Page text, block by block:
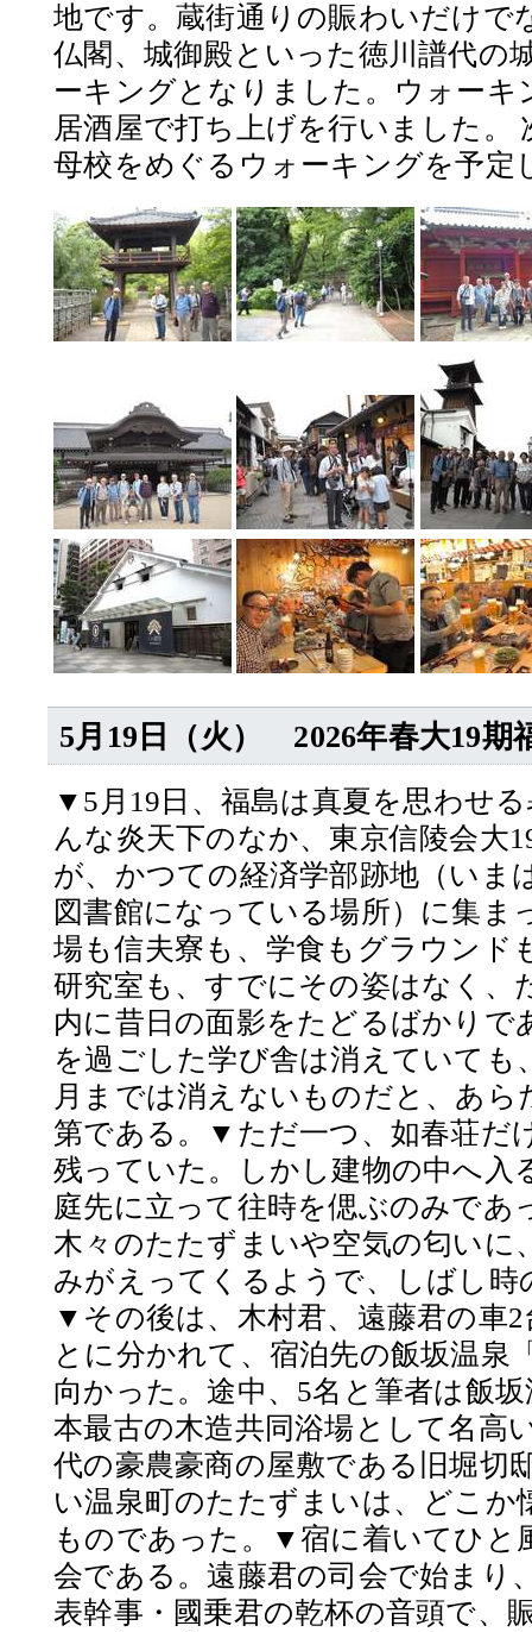
地です。蔵街通りの賑わいだけで
仏閣、城御殿といった徳川譜代の
ーキングとなりました。ウォーキ
居酒屋で打ち上げを行いました。
母校をめぐるウォーキングを予定
5月19日（火） 2026年春大19期
▼5月19日、福島は真夏を思わせ
んな炎天下のなか、東京信陵会大
が、かつての経済学部跡地（いま
図書館になっている場所）に集
場も信夫寮も、学食もグラウンド
研究室も、すでにその姿はなく、
内に昔日の面影をたどるばかりで
を過ごした学び舎は消えていても
月までは消えないものだと、あら
第である。▼ただ一つ、如春荘だ
残っていた。しかし建物の中へ入
庭先に立って往時を偲ぶのみであ
木々のたたずまいや空気の匂いに
みがえってくるようで、しばし時
▼その後は、木村君、遠藤君の車
とに分かれて、宿泊先の飯坂温泉
向かった。途中、5名と筆者は飯
本最古の木造共同浴場として名高
代の豪農豪商の屋敷である旧堀切
い温泉町のたたずまいは、どこか
ものであった。▼宿に着いてひと
会である。遠藤君の司会で始まり
表幹事・國乗君の乾杯の音頭で、